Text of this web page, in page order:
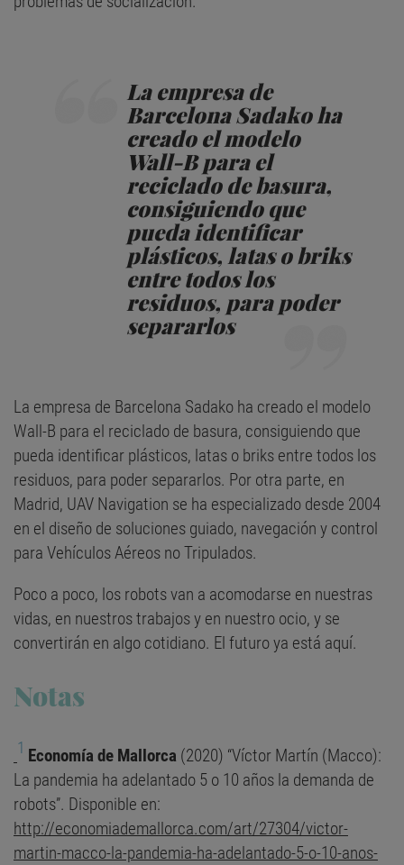
La empresa de
Barcelona Sadako ha
creado el modelo
Wall-B para el
reciclado de basura,
consiguiendo que
pueda identificar
plásticos, latas o briks
entre todos los
residuos, para poder
separarlos
La empresa de Barcelona Sadako ha creado el modelo
Wall-B para el reciclado de basura, consiguiendo que
pueda identificar plásticos, latas o briks entre todos los
residuos, para poder separarlos. Por otra parte, en
Madrid, UAV Navigation se ha especializado desde 2004
en el diseño de soluciones guiado, navegación y control
para Vehículos Aéreos no Tripulados.
Poco a poco, los robots van a acomodarse en nuestras
vidas, en nuestros trabajos y en nuestro ocio, y se
convertirán en algo cotidiano. El futuro ya está aquí.
Notas
1 Economía de Mallorca (2020) “Víctor Martín (Macco):
La pandemia ha adelantado 5 o 10 años la demanda de
robots”. Disponible en:
http://economiademallorca.com/art/27304/victor-
martin-macco-la-pandemia-ha-adelantado-5-o-10-anos-